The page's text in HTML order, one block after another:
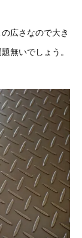
広さなので大き
無いでしょう。